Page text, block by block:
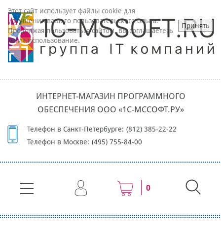
ИНТЕРНЕТ-МАГАЗИН ПРОГРАММНОГО
ОБЕСПЕЧЕНИЯ ООО «1С-МССОФТ.РУ»
Телефон в Санкт-Петербурге: (812) 385-22-22
Телефон в Москве: (495) 755-84-00
0
Этот сайт использует файлы cookie для
улучшения вашего пользовательского опыта.
Продолжая пользоваться сайтом, вы соглашаетесь
на их использование.
Принять